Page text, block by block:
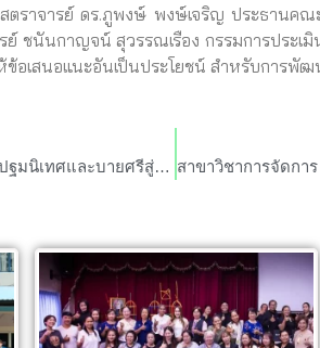
จารย์ ดร.ภูพงษ์ พงษ์เจริญ ประธานคณะ
ชนันกาญจน์ สุวรรณเรือง กรรมการประเ
ข้อเสนอแนะอันเป็นประโยชน์ สำหรับการพั
คณะวิทยาการจัดการ จัดกิจกรรมปฐมนิเทศและบายศรีสู่ขวัญนักศึกษาใหม่ ประจำปีการศึกษา 2568